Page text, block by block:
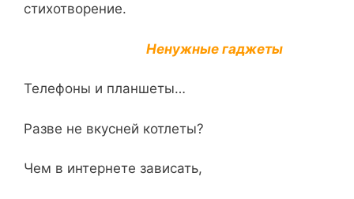
стихотворение.
Ненужные гаджеты
Телефоны и планшеты…
Разве не вкусней котлеты?
Чем в интернете зависать,